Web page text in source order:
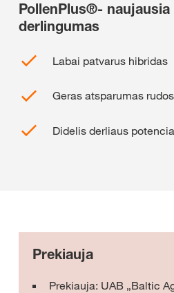
PollenPlus®-
derlingumas
Labai patvarus hibridas
Geras atsparumas
Didelis derliaus
Prekiauja
Prekiauja: UAB „Baltic